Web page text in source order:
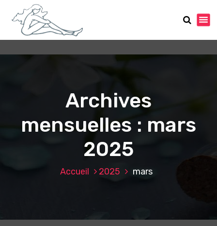
Archives
mensuelles : mars
2025
Accueil 2025 mars